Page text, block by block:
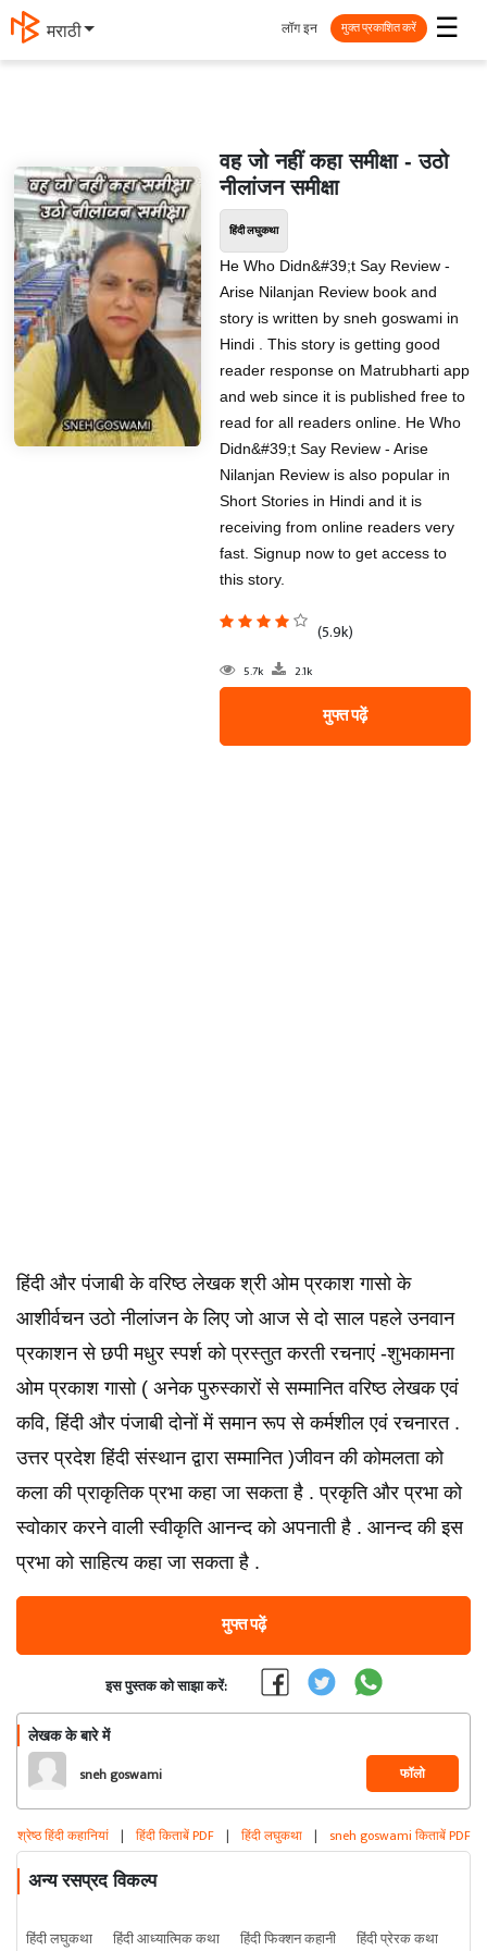
मराठी ☰
लॉग इन मुक्त प्रकाशित करें
वह जो नहीं कहा समीक्षा - उठो
नीलांजन समीक्षा
हिंदी लघुकथा
He Who Didn&#39;t Say Review -
Arise Nilanjan Review book and
story is written by sneh goswami in
Hindi . This story is getting good
reader response on Matrubharti app
and web since it is published free to
read for all readers online. He Who
Didn&#39;t Say Review - Arise
Nilanjan Review is also popular in
Short Stories in Hindi and it is
receiving from online readers very
fast. Signup now to get access to
this story.
(5.9k)
5.7k 2.1k
मुफ्त पढ़ें
हिंदी और पंजाबी के वरिष्ठ लेखक श्री ओम प्रकाश गासो के
आशीर्वचन उठो नीलांजन के लिए जो आज से दो साल पहले उनवान
प्रकाशन से छपी मधुर स्पर्श को प्रस्तुत करती रचनाएं -शुभकामना
ओम प्रकाश गासो ( अनेक पुरुस्कारों से सम्मानित वरिष्ठ लेखक एवं
कवि, हिंदी और पंजाबी दोनों में समान रूप से कर्मशील एवं रचनारत .
उत्तर प्रदेश हिंदी संस्थान द्वारा सम्मानित )जीवन की कोमलता को
कला की प्राकृतिक प्रभा कहा जा सकता है . प्रकृति और प्रभा को
स्वोकार करने वाली स्वीकृति आनन्द को अपनाती है . आनन्द की इस
प्रभा को साहित्य कहा जा सकता है .
मुफ्त पढ़ें
इस पुस्तक को साझा करें:
लेखक के बारे में
sneh goswami फॉलो
श्रेष्ठ हिंदी कहानियां | हिंदी किताबें PDF | हिंदी लघुकथा | sneh goswami किताबें PDF
अन्य रसप्रद विकल्प
हिंदी लघुकथा हिंदी आध्यात्मिक कथा हिंदी फिक्शन कहानी हिंदी प्रेरक कथा